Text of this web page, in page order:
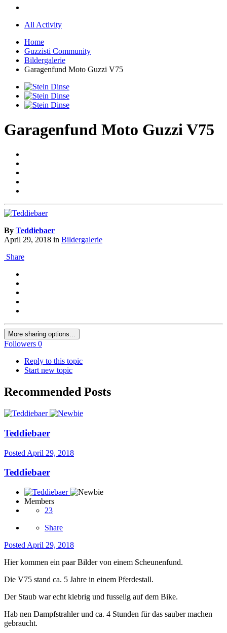
All Activity
Home
Guzzisti Community
Bildergalerie
Garagenfund Moto Guzzi V75
Garagenfund Moto Guzzi V75
By Teddiebaer
April 29, 2018 in Bildergalerie
Share
More sharing options...
Followers 0
Reply to this topic
Start new topic
Recommended Posts
Teddiebaer
Posted April 29, 2018
Teddiebaer
Members
23
Share
Posted April 29, 2018
Hier kommen ein paar Bilder von einem Scheunenfund.
Die V75 stand ca. 5 Jahre in einem Pferdestall.
Der Staub war echt klebrig und fusselig auf dem Bike.
Hab nen Dampfstrahler und ca. 4 Stunden für das sauber machen
gebraucht.